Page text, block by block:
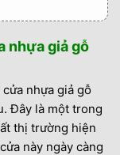
nhựa giả gỗ
nhựa giả gỗ
Đây là một trong
thị trường hiện
này ngày càng